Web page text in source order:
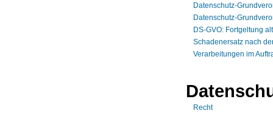
Datenschutz-
Datenschutz-
DS-GVO: Fortgeltung
Schadenersatz nach
Verarbeitungen im
Recht